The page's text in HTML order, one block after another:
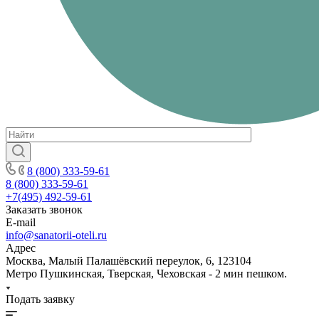
8 (800) 333-59-61
8 (800) 333-59-61
+7(495) 492-59-61
Заказать звонок
E-mail
info@sanatorii-oteli.ru
Адрес
Москва, Малый Палашёвский переулок, 6, 123104
Метро Пушкинская, Тверская, Чеховская - 2 мин пешком.
Подать заявку